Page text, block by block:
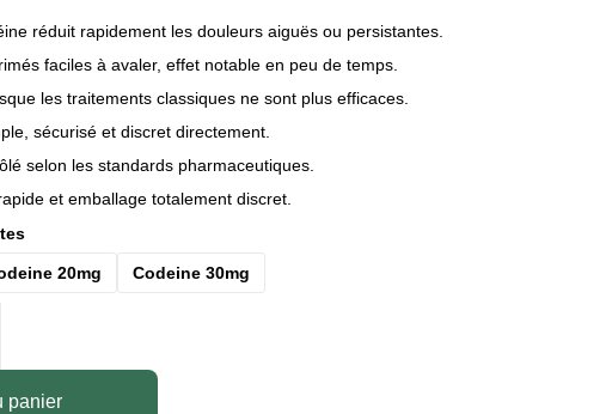
réduit rapidement les douleurs aiguës ou persistantes.
faciles à avaler, effet notable en peu de temps.
les traitements classiques ne sont plus efficaces.
sécurisé et discret directement.
selon les standards pharmaceutiques.
et emballage totalement discret.
20mg Codeine 30mg
panier